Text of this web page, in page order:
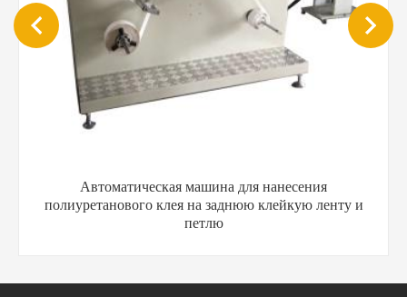
Автоматическая машина для нанесения
полиуретанового клея на заднюю клейкую ленту и
петлю